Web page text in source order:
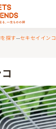
探す セキセイインコ